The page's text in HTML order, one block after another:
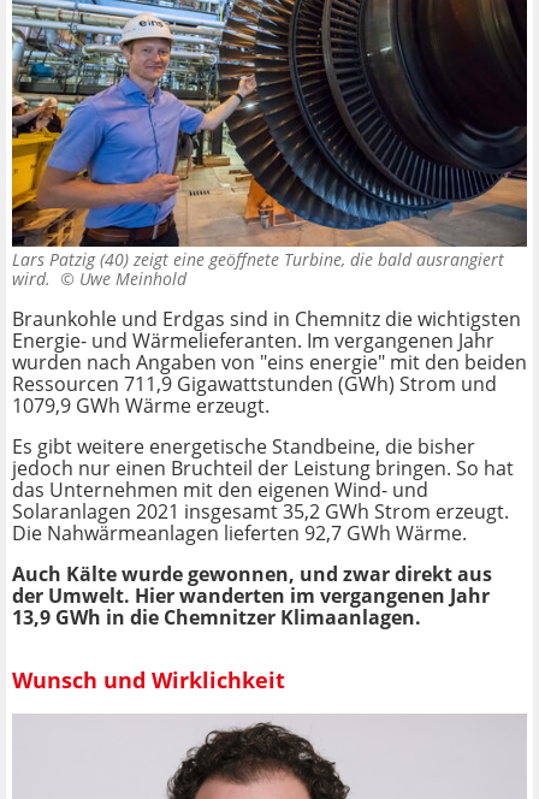
Lars Patzig (40) zeigt eine geöffnete Turbine, die bald ausrangiert
wird. © Uwe Meinhold
Braunkohle und Erdgas sind in Chemnitz die wichtigsten
Energie- und Wärmelieferanten. Im vergangenen Jahr
wurden nach Angaben von "eins energie" mit den beiden
Ressourcen 711,9 Gigawattstunden (GWh) Strom und
1079,9 GWh Wärme erzeugt.
Es gibt weitere energetische Standbeine, die bisher
jedoch nur einen Bruchteil der Leistung bringen. So hat
das Unternehmen mit den eigenen Wind- und
Solaranlagen 2021 insgesamt 35,2 GWh Strom erzeugt.
Die Nahwärmeanlagen lieferten 92,7 GWh Wärme.
Auch Kälte wurde gewonnen, und zwar direkt aus
der Umwelt. Hier wanderten im vergangenen Jahr
13,9 GWh in die Chemnitzer Klimaanlagen.
Wunsch und Wirklichkeit